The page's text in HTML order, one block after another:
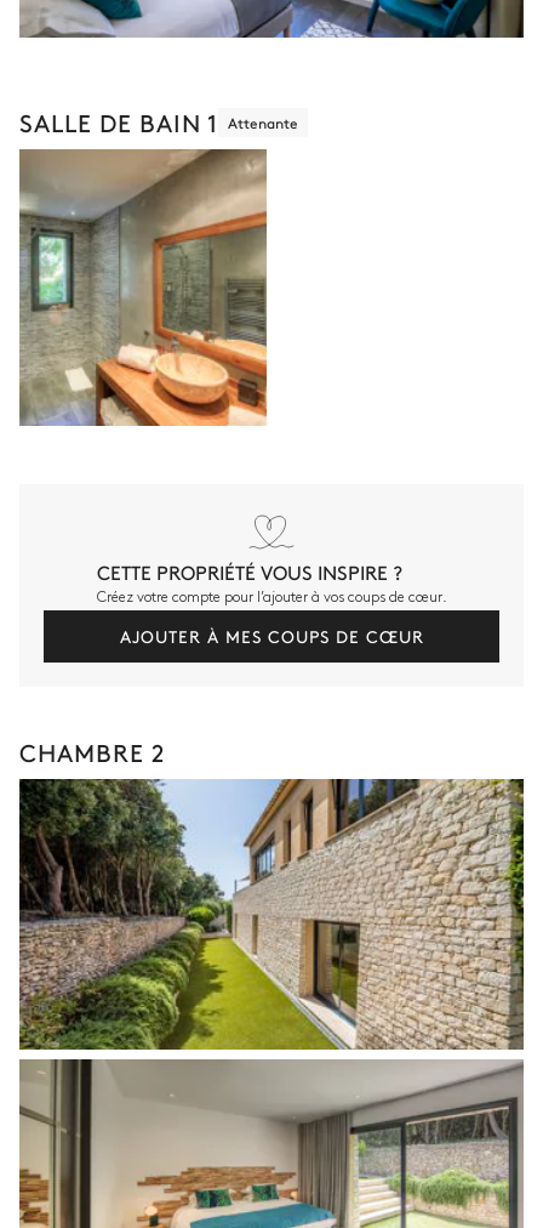
SALLE DE BAIN 1 Attenante
CETTE PROPRIÉTÉ VOUS INSPIRE ?
Créez votre compte pour l’ajouter à vos coups de cœur.
AJOUTER À MES COUPS DE CŒUR
CHAMBRE 2